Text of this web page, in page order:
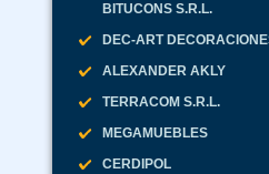
BITUCONS S.R.L.
DEC-ART
ALEXANDER AKLY
TERRACOM S.R.L.
MEGAMUEBLES
CERDIPOL